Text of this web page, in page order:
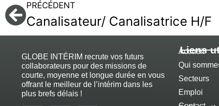
PRÉCÉDENT
Canalisateur/ Canalisatrice H/F
GLOBE INTÉRIM recrute vos futurs
collaborateurs pour des missions de
courte, moyenne et longue durée en vous
offrant le meilleur de l’intérim dans les
plus brefs délais !
Liens
Accueil
Qui
Secteurs
Emploi